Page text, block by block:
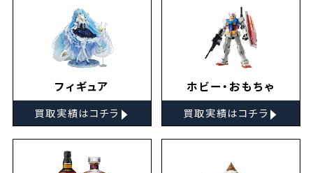
フィギュア
買取実績はコチラ ▸
ホビー・おもちゃ
買取実績はコチラ ▸